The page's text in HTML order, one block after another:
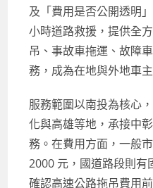
及「費用是否公開透明
小時道路救援，提供全
吊、事故車拖運、故障
務，成為在地與外地車
服務範圍以南投為核心
化與高雄等地，承接中
務。在費用方面，一般
2000 元，國道路段則有
確認高速公路拖吊費用